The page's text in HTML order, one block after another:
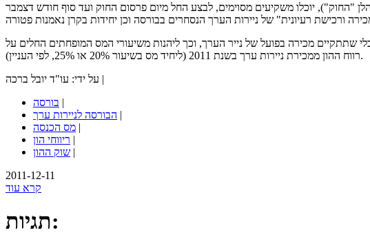
אלו הוציאה רשות המיסים הודעה כי לאור תיקון פקודת מס הכנסה בחוק לשינוי נטל המס (תיקוני חקיקה), התשע"ב- 2011 (להלן "החוק"), יוכלו משקיעים מסוימים, לבצע החל מיום פרסום החוק ועד סוף חודש דצמבר
שתתקיים מכירה בפועל של נייר הערך, וכך ליהנות משיעורי המס המופחתים החלים על
רווח ההון ממכירת ניירות ערך בשנת 2011 (ליחיד מס בשיעור 20% או 25%, לפי העניין).
על ידי: עו"ד יובל ברכה |
בורסה |
הבורסה לניירות ערך |
מס הכנסה |
ריווחי הון |
שוק ההון |
2011-12-11
קרא עוד
תגיות: